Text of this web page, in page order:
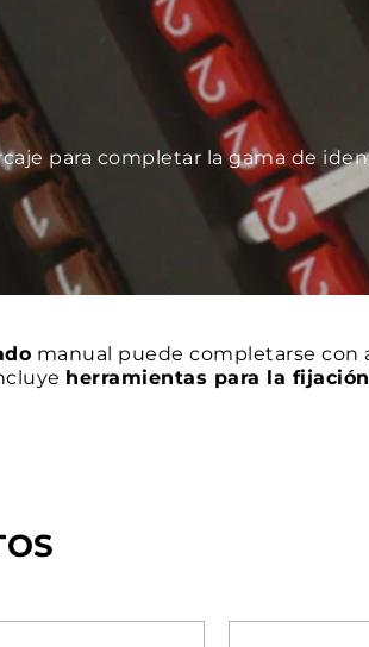
para completar la gama de
manual puede completarse con
herramientas para la